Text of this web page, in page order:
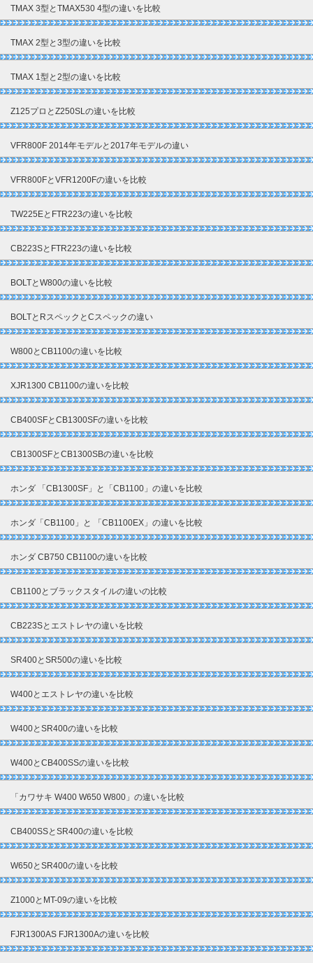
TMAX 3型とTMAX530 4型の違いを比較
TMAX 2型と3型の違いを比較
TMAX 1型と2型の違いを比較
Z125プロとZ250SLの違いを比較
VFR800F 2014年モデルと2017年モデルの違い
VFR800FとVFR1200Fの違いを比較
TW225EとFTR223の違いを比較
CB223SとFTR223の違いを比較
BOLTとW800の違いを比較
BOLTとRスペックとCスペックの違い
W800とCB1100の違いを比較
XJR1300 CB1100の違いを比較
CB400SFとCB1300SFの違いを比較
CB1300SFとCB1300SBの違いを比較
ホンダ 「CB1300SF」と「CB1100」の違いを比較
ホンダ「CB1100」と 「CB1100EX」の違いを比較
ホンダ CB750 CB1100の違いを比較
CB1100とブラックスタイルの違いの比較
CB223Sとエストレヤの違いを比較
SR400とSR500の違いを比較
W400とエストレヤの違いを比較
W400とSR400の違いを比較
W400とCB400SSの違いを比較
「カワサキ W400 W650 W800」の違いを比較
CB400SSとSR400の違いを比較
W650とSR400の違いを比較
Z1000とMT-09の違いを比較
FJR1300AS FJR1300Aの違いを比較